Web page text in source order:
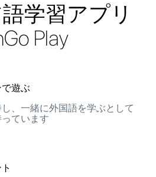
学習アプリ
Play
遊ぶ
、一緒に外国語を学ぶとして
ています